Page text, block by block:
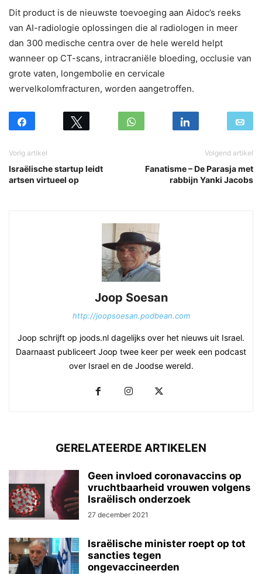
Dit product is de nieuwste toevoeging aan Aidoc’s reeks
van AI-radiologie oplossingen die al radiologen in meer
dan 300 medische centra over de hele wereld helpt
wanneer op CT-scans, intracraniële bloeding, occlusie van
grote vaten, longembolie en cervicale
wervelkolomfracturen, worden aangetroffen.
Vorig artikel
Israëlische startup leidt
artsen virtueel op
Volgend artikel
Fanatisme – De Parasja met
rabbijn Yanki Jacobs
Joop Soesan
http://joopsoesan.podbean.com
Joop schrijft op joods.nl dagelijks over het nieuws uit Israel.
Daarnaast publiceert Joop twee keer per week een podcast
over Israel en de Joodse wereld.
GERELATEERDE ARTIKELEN
Geen invloed coronavaccins op
vruchtbaarheid vrouwen volgens
Israëlisch onderzoek
27 december 2021
Israëlische minister roept op tot
sancties tegen
ongevaccineerden